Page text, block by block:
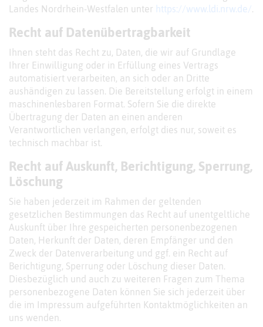
Landes Nordrhein-Westfalen unter https://www.ldi.nrw.de/.
Recht auf Datenübertragbarkeit
Ihnen steht das Recht zu, Daten, die wir auf Grundlage
Ihrer Einwilligung oder in Erfüllung eines Vertrags
automatisiert verarbeiten, an sich oder an Dritte
aushändigen zu lassen. Die Bereitstellung erfolgt in einem
maschinenlesbaren Format. Sofern Sie die direkte
Übertragung der Daten an einen anderen
Verantwortlichen verlangen, erfolgt dies nur, soweit es
technisch machbar ist.
Recht auf Auskunft, Berichtigung, Sperrung,
Löschung
Sie haben jederzeit im Rahmen der geltenden
gesetzlichen Bestimmungen das Recht auf unentgeltliche
Auskunft über Ihre gespeicherten personenbezogenen
Daten, Herkunft der Daten, deren Empfänger und den
Zweck der Datenverarbeitung und ggf. ein Recht auf
Berichtigung, Sperrung oder Löschung dieser Daten.
Diesbezüglich und auch zu weiteren Fragen zum Thema
personenbezogene Daten können Sie sich jederzeit über
die im Impressum aufgeführten Kontaktmöglichkeiten an
uns wenden.